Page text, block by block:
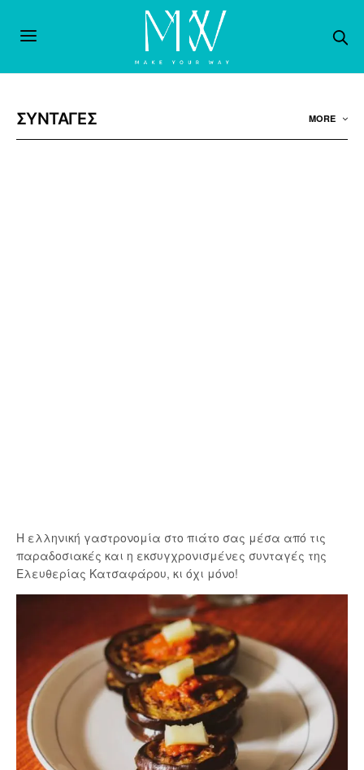
ΣΥΝΤΑΓΕΣ MORE
Η ελληνική γαστρονομία στο πιάτο σας μέσα από τις
παραδοσιακές και η εκσυγχρονισμένες συνταγές της
Ελευθερίας Κατσαφάρου, κι όχι μόνο!